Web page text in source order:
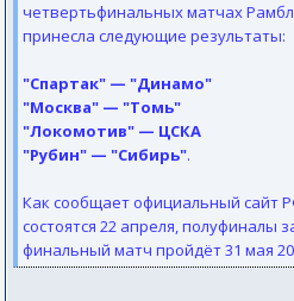
четвертьфинальных матчах
принесла следующие результаты:
"Спартак" — "Динамо"
"Москва" — "Томь"
"Локомотив" — ЦСКА
"Рубин" — "Сибирь".
Как сообщает официальный сайт
состоятся 22 апреля, полуфиналы
финальный матч пройдёт 31 мая